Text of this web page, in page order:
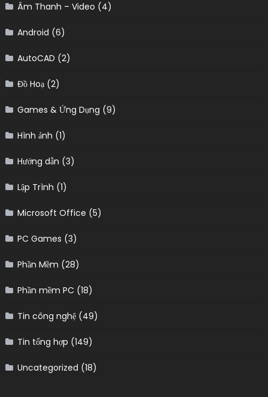
Âm Thanh – Video (4)
Android (6)
AutoCAD (2)
Đồ Hoạ(2)
Games & Ứng Dụng (9)
Hình ảnh (1)
Hướng dẫn (3)
Lập Trình (1)
Microsoft Office (5)
PC Games (3)
Phần Mềm (28)
Phần mềm PC (18)
Tin công nghệ(49)
Tin tổng hợp (149)
Uncategorized (18)